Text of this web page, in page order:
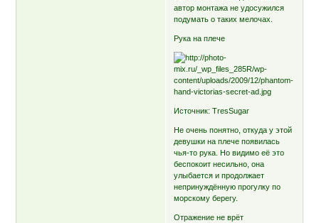
автор монтажа не удосужился
подумать о таких мелочах.
Рука на плече
Источник: TresSugar
Не очень понятно, откуда у этой
девушки на плече появилась
чья-то рука. Но видимо её это
беспокоит несильно, она
улыбается и продолжает
непринуждённую прогулку по
морскому берегу.
Отражение не врёт